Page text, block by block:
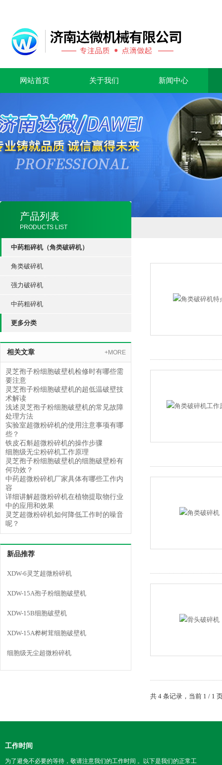
网站首页 关于我们 新闻中心
产品列表
PRODUCTS LIST
中药粗碎机（角类破碎机）
角类破碎机
强力破碎机
中药粗碎机
更多分类
相关文章 +MORE
灵芝孢子粉细胞破壁机检修时有哪些需
要注意
灵芝孢子粉细胞破壁机的超低温破壁技
术解读
浅述灵芝孢子粉细胞破壁机的常见故障
处理方法
实验室超微粉碎机的使用注意事项有哪
些？
铁皮石斛超微粉碎机的操作步骤
细胞级无尘粉碎机工作原理
灵芝孢子粉细胞破壁机的细胞破壁粉有
何功效？
中药超微粉碎机厂家具体有哪些工作内
容
详细讲解超微粉碎机在植物提取物行业
中的应用和效果
灵芝超微粉碎机如何降低工作时的噪音
呢？
新品推荐
XDW-6灵芝超微粉碎机
XDW-15A孢子粉细胞破壁机
XDW-15B细胞破壁机
XDW-15A桦树茸细胞破壁机
细胞级无尘超微粉碎机
共 4 条记录，当前 1 / 1
工作时间
为了避免不必要的等待，敬请注意我们的工作时间 。以下是我们的正常工